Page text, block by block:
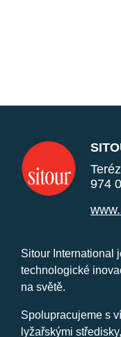
974
Sitour International
technologické
na světě.
Spolupracujeme s
lyžařskými